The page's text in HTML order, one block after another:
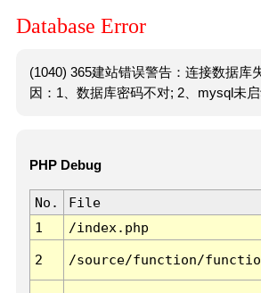
Database Error
(1040) 365建站错误警告：连接数据库
因：1、数据库密码不对; 2、mysql未启
PHP Debug
No. File
1
/index.php
2 /source/function/